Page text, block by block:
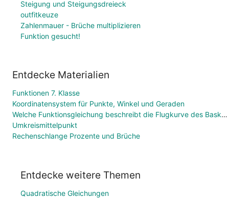
Steigung und Steigungsdreieck
outfitkeuze
Zahlenmauer - Brüche multiplizieren
Funktion gesucht!
Entdecke Materialien
Funktionen 7. Klasse
Koordinatensystem für Punkte, Winkel und Geraden
Welche Funktionsgleichung beschreibt die Flugkurve des Basketballs?
Umkreismittelpunkt
Rechenschlange Prozente und Brüche
Entdecke weitere Themen
Quadratische Gleichungen